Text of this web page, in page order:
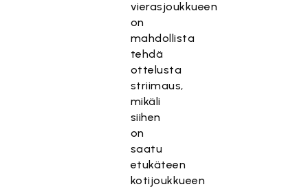
vierasjoukkueen
on
mahdollista
tehdä
ottelusta
striimaus,
mikäli
siihen
on
saatu
etukäteen
kotijoukkueen